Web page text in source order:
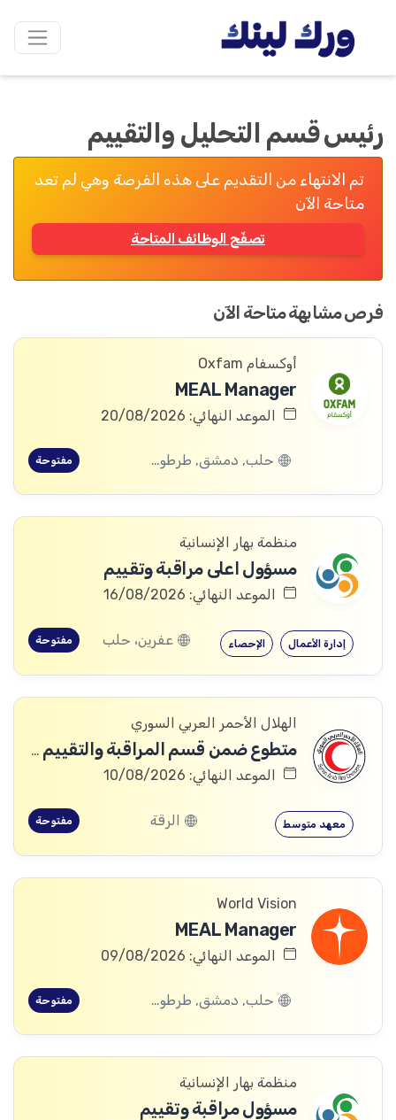
رئيس قسم التحليل والتقييم
تم الانتهاء من التقديم على هذه الفرصة وهي لم تعد
متاحة الآن
تصفّح الوظائف المتاحة
فرص مشابهة متاحة الآن
أوكسفام Oxfam
MEAL Manager
الموعد النهائي: 20/08/2026
حلب, دمشق, طرطوس, ريف دمشق, ديرالزور, درعا, السويداء, إدلب, القنيطرة, اللاذقية, الرقة, حمص, الحسكة, حماة مفتوحة
منظمة بهار الإنسانية
مسؤول اعلى مراقبة وتقييم
الموعد النهائي: 16/08/2026
الإحصاء إدارة الأعمال عفرين، حلب مفتوحة
الهلال الأحمر العربي السوري
متطوع ضمن قسم المراقبة والتقييم والتعلم (MEAL)
الموعد النهائي: 10/08/2026
معهد متوسط الرقة مفتوحة
World Vision
MEAL Manager
الموعد النهائي: 09/08/2026
حلب, دمشق, طرطوس, ريف دمشق, ديرالزور, درعا, السويداء, إدلب, القنيطرة, اللاذقية, الرقة, حمص, الحسكة, حماة مفتوحة
منظمة بهار الإنسانية
مسؤول مراقبة وتقييم